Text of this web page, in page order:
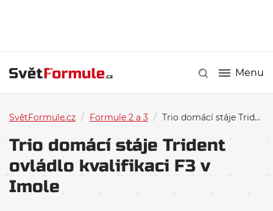
Menu
SvětFormule.cz / Formule 2 a 3 / Trio domácí stáje Trident ovládlo kvalifikaci F3 v Imole
Trio domácí stáje Trident
ovládlo kvalifikaci F3 v
Imole